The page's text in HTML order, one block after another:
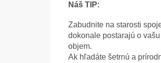
Náš TIP:
Zabudnite na starosti
dokonale postarajú o
objem.
Ak hľadáte šetrnú a